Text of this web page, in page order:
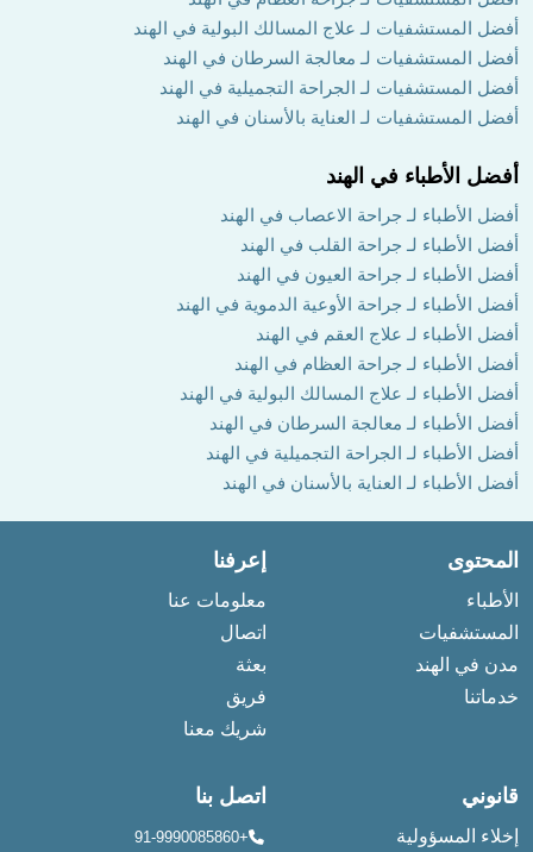
أفضل المستشفيات لـ علاج المسالك البولية في الهند
أفضل المستشفيات لـ معالجة السرطان في الهند
أفضل المستشفيات لـ الجراحة التجميلية في الهند
أفضل المستشفيات لـ العناية بالأسنان في الهند
أفضل الأطباء في الهند
أفضل الأطباء لـ جراحة الاعصاب في الهند
أفضل الأطباء لـ جراحة القلب في الهند
أفضل الأطباء لـ جراحة العيون في الهند
أفضل الأطباء لـ جراحة الأوعية الدموية في الهند
أفضل الأطباء لـ علاج العقم في الهند
أفضل الأطباء لـ جراحة العظام في الهند
أفضل الأطباء لـ علاج المسالك البولية في الهند
أفضل الأطباء لـ معالجة السرطان في الهند
أفضل الأطباء لـ الجراحة التجميلية في الهند
أفضل الأطباء لـ العناية بالأسنان في الهند
المحتوى
الأطباء
المستشفيات
مدن في الهند
خدماتنا
إعرفنا
معلومات عنا
اتصال
بعثة
فريق
شريك معنا
قانوني
إخلاء المسؤولية
اتصل بنا
+91-9990085860